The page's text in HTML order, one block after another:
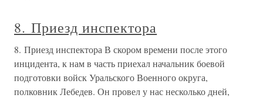
8. Приезд инспектора
8. Приезд инспектора В скором времени после этого
инцидента, к нам в часть приехал начальник боевой
подготовки войск Уральского Военного округа,
полковник Лебедев. Он провел у нас несколько дней,